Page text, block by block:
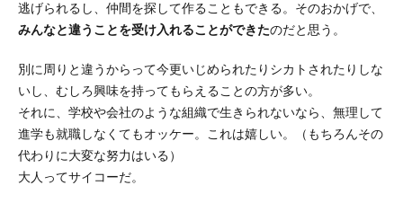
逃げられるし、仲間を探して作ることもできる。そのおかげで、
みんなと違うことを受け入れることができたのだと思う。
別に周りと違うからって今更いじめられたりシカトされたりしな
いし、むしろ興味を持ってもらえることの方が多い。
それに、学校や会社のような組織で生きられないなら、無理して
進学も就職しなくてもオッケー。これは嬉しい。（もちろんその
代わりに大変な努力はいる）
大人ってサイコーだ。